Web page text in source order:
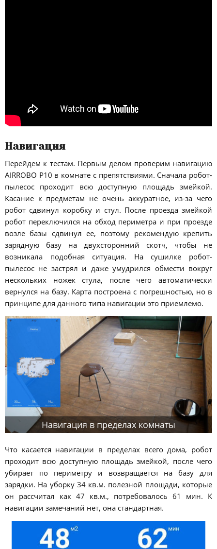
Навигация
Перейдем к тестам. Первым делом проверим навигацию
AIRROBO P10 в комнате с препятствиями. Сначала робот-
пылесос проходит всю доступную площадь змейкой.
Касание к предметам не очень аккуратное, из-за чего
робот сдвинул коробку и стул. После проезда змейкой
робот переключился на обход периметра и при проезде
возле базы сдвинул ее, поэтому рекомендую крепить
зарядную базу на двухсторонний скотч, чтобы не
возникала подобная ситуация. На сушилке робот-
пылесос не застрял и даже умудрился обмести вокруг
нескольких ножек стула, после чего автоматически
вернулся на базу. Карта построена с погрешностью, но в
принципе для данного типа навигации это приемлемо.
Навигация в пределах комнаты
Что касается навигации в пределах всего дома, робот
проходит всю доступную площадь змейкой, после чего
убирает по периметру и возвращается на базу для
зарядки. На уборку 34 кв.м. полезной площади, которые
он рассчитал как 47 кв.м., потребовалось 61 мин. К
навигации замечаний нет, она стандартная.